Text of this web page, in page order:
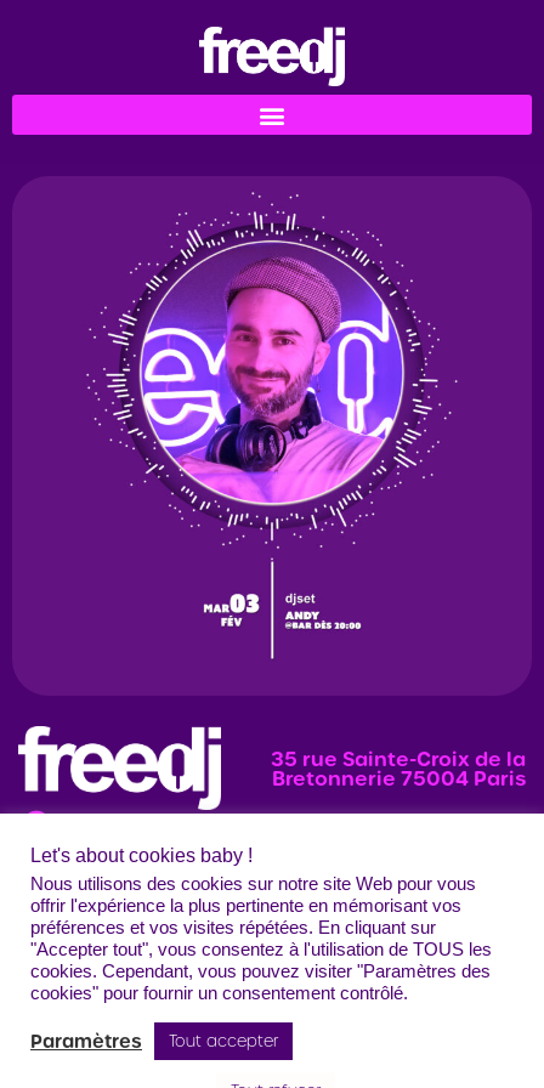
35 rue Sainte-Croix de la
Bretonnerie 75004 Paris
News Programmation Évènements
Photos
ContactMentions légalesConfidentialitéCGUCrédits
Freedj Paris – Tous droits réservés
Let's about cookies baby !
Nous utilisons des cookies sur notre site Web pour vous
offrir l'expérience la plus pertinente en mémorisant vos
préférences et vos visites répétées. En cliquant sur
"Accepter tout", vous consentez à l'utilisation de TOUS les
cookies. Cependant, vous pouvez visiter "Paramètres des
cookies" pour fournir un consentement contrôlé.
Paramètres Tout accepter